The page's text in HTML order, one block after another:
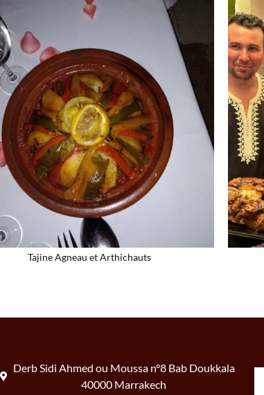
Tajine Agneau et Arthichauts
Derb Sidi Ahmed ou Moussa n°8 Bab Doukkala
40000 Marrakech